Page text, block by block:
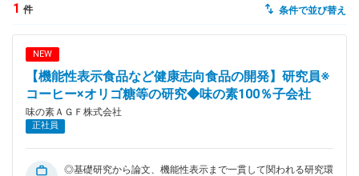
自動案内は24時間365日対応
転職の「モヤモヤ」、一人で悩まず
気軽に相談してみませんか？
今の仕事を続けるべき？
1 件 条件で並び替え
NEW
【機能性表示食品など健康志向食品の開発】研究員※
コーヒー×オリゴ糖等の研究◆味の素100％子会社
味の素ＡＧＦ株式会社
正社員
◎基礎研究から論文、機能性表示まで一貫して関われる研究環